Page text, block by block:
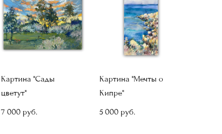
Картина "Сады
цветут"
7 000 pуб.
Картина "Мечты о
Кипре"
5 000 pуб.